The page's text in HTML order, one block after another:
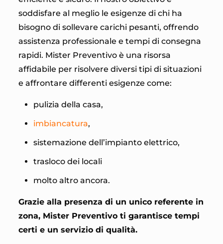
soddisfare al meglio le esigenze di chi ha
bisogno di sollevare carichi pesanti, offrendo
assistenza professionale e tempi di consegna
rapidi. Mister Preventivo è una risorsa
affidabile per risolvere diversi tipi di situazioni
e affrontare differenti esigenze come:
pulizia della casa,
imbiancatura,
sistemazione dell’impianto elettrico,
trasloco dei locali
molto altro ancora.
Grazie alla presenza di un unico referente in
zona, Mister Preventivo ti garantisce tempi
certi e un servizio di qualità.